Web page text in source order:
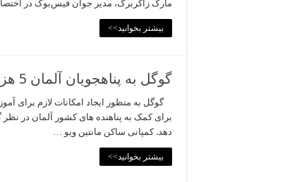
مارک زاکربرگ، مدیر جوان فیس‌بوک در اختصاص 99 درصد
بیشتر بخوانید>>
گوگل به پناهجویان آلمان 5 هزار کروم بوک رایگان اعطا می کند
برای کمک به پناهنده های کشور آلمان در نظر
دهد. کمپانی ساکن مانتین ویو …
بیشتر بخوانید>>